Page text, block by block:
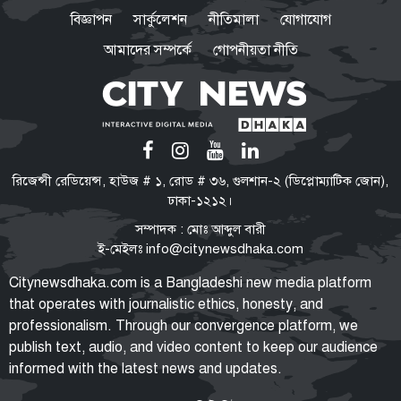
কিডনিতে
শয়তান ঝাঁপিয়ে পড়েছে, সতর্ক থাকার
আহ্বান জামায়াত আমিরের
২৩তম রাষ্ট্রপতি হচ্ছেন মির্জা ফখরুল
হেফাজত আমিরকে বুকে জড়িয়ে
ধরলেন প্রধানমন্ত্রী
গাজার বিষয়ে ট্রাম্পের ১৫ দফা
বিজ্ঞাপন সার্কুলেশন নীতিমালা
যোগাযোগ
আমাদের সম্পর্কে
গোপনীয়তা নীতি
রিজেন্সী রেডিয়েন্স, হাউজ # ১, রোড # ৩৬, গুলশান-২ (ডিপ্লোম্যাটিক জোন),
ঢাকা-১২১২।
সম্পাদক : মোঃ আব্দুল বারী
ই-মেইলঃ info@citynewsdhaka.com
Citynewsdhaka.com is a Bangladeshi new media platform
that operates with journalistic ethics, honesty, and
professionalism. Through our convergence platform, we
publish text, audio, and video content to keep our audience
informed with the latest news and updates.